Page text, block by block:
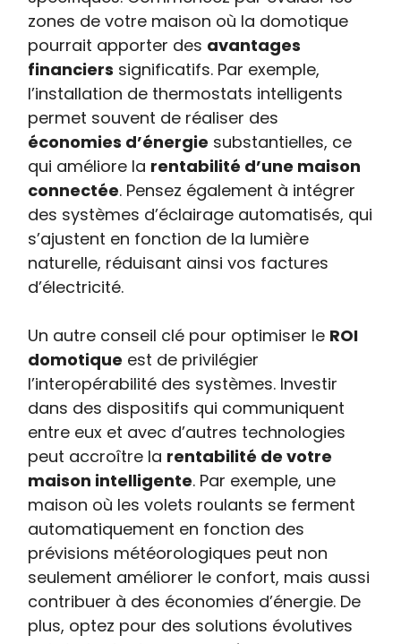
zones de votre maison où la domotique
pourrait apporter des avantages
financiers significatifs. Par exemple,
l’installation de thermostats intelligents
permet souvent de réaliser des
économies d’énergie substantielles, ce
qui améliore la rentabilité d’une maison
connectée. Pensez également à intégrer
des systèmes d’éclairage automatisés, qui
s’ajustent en fonction de la lumière
naturelle, réduisant ainsi vos factures
d’électricité.
Un autre conseil clé pour optimiser le ROI
domotique est de privilégier
l’interopérabilité des systèmes. Investir
dans des dispositifs qui communiquent
entre eux et avec d’autres technologies
peut accroître la rentabilité de votre
maison intelligente. Par exemple, une
maison où les volets roulants se ferment
automatiquement en fonction des
prévisions météorologiques peut non
seulement améliorer le confort, mais aussi
contribuer à des économies d’énergie. De
plus, optez pour des solutions évolutives